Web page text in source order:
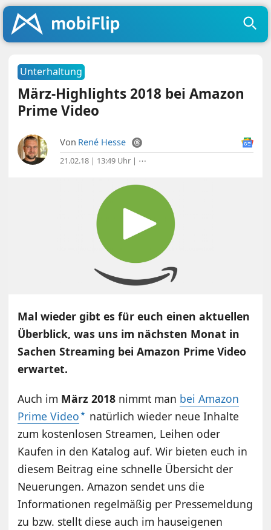
Unterhaltung
März-Highlights 2018 bei Amazon
Prime Video
Von René Hesse
21.02.18 | 13:49 Uhr | ⋯
Mal wieder gibt es für euch einen aktuellen
Überblick, was uns im nächsten Monat in
Sachen Streaming bei Amazon Prime Video
erwartet.
Auch im März 2018 nimmt man bei Amazon
Prime Video
natürlich wieder neue Inhalte
zum kostenlosen Streamen, Leihen oder
Kaufen in den Katalog auf. Wir bieten euch in
diesem Beitrag eine schnelle Übersicht der
Neuerungen. Amazon sendet uns die
Informationen regelmäßig per Pressemeldung
zu bzw. stellt diese auch im hauseigenen